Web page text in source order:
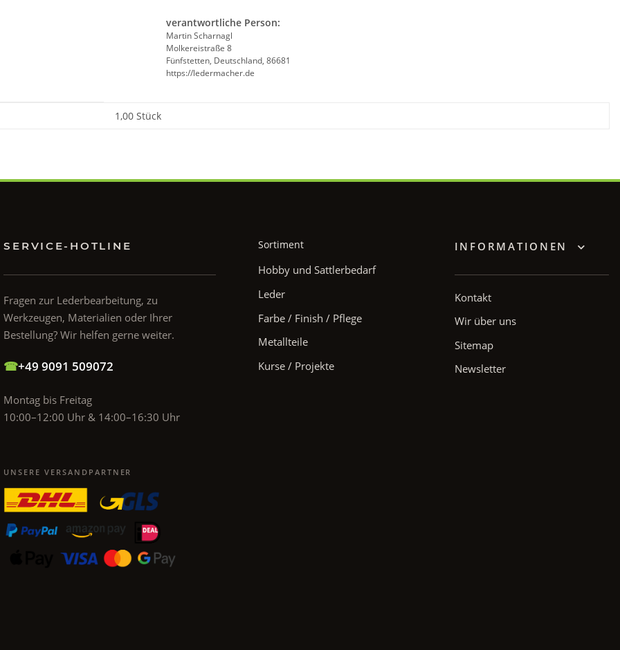
verantwortliche Person:
Martin Scharnagl
Molkereistraße 8
Fünfstetten, Deutschland, 86681
https://ledermacher.de
1,00 Stück
SERVICE-HOTLINE
Fragen zur Lederbearbeitung, zu
Werkzeugen, Materialien oder Ihrer
Bestellung? Wir helfen gerne weiter.
☎+49 9091 509072
Montag bis Freitag
10:00–12:00 Uhr & 14:00–16:30 Uhr
Sortiment
Hobby und Sattlerbedarf
Leder
Farbe / Finish / Pflege
Metallteile
Kurse / Projekte
INFORMATIONEN
Kontakt
Wir über uns
Sitemap
Newsletter
UNSERE VERSANDPARTNER